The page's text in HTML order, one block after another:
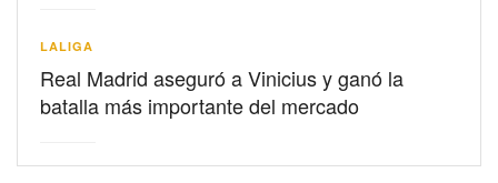
LALIGA
Real Madrid aseguró a Vinicius y ganó la
batalla más importante del mercado